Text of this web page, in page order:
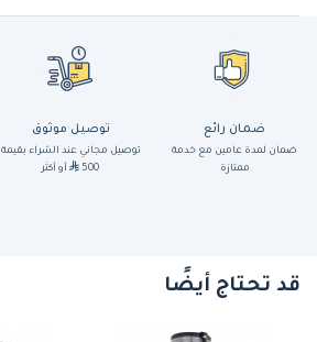
ضمان رائع
ضمان لمدة عامين مع خدمة
ممتازة
توصيل موثوق
توصيل مجاني عند الشراء بقيمة
500
أو أكثر
قد تحتاج أيضًا